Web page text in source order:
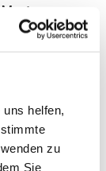
helfen,
zu
Sie
wo
ins
wo sie